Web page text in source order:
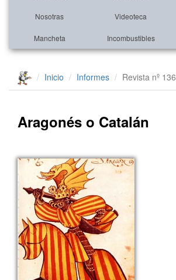
Nosotras Videoteca
Mancheta Incombustibles
Inicio Informes Revista nº 136
Aragonés o Catalán